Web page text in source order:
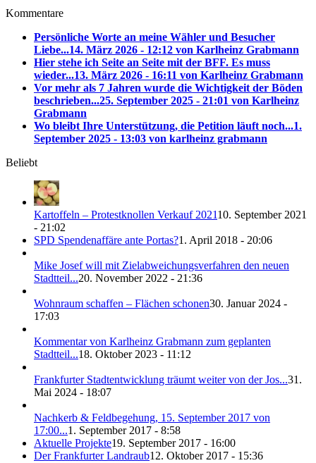
Kommentare
Persönliche Worte an meine Wähler und Besucher
Liebe...14. März 2026 - 12:12 von Karlheinz Grabmann
Hier stehe ich Seite an Seite mit der BFF. Es muss
wieder...13. März 2026 - 16:11 von Karlheinz Grabmann
Vor mehr als 7 Jahren wurde die Wichtigkeit der Böden
beschrieben...25. September 2025 - 21:01 von Karlheinz
Grabmann
Wo bleibt Ihre Unterstützung, die Petition läuft noch...1.
September 2025 - 13:03 von karlheinz grabmann
Beliebt
Kartoffeln – Protestknollen Verkauf 202110. September 2021
- 21:02
SPD Spendenaffäre ante Portas?1. April 2018 - 20:06
Mike Josef will mit Zielabweichungsverfahren den neuen
Stadtteil...20. November 2022 - 21:36
Wohnraum schaffen – Flächen schonen30. Januar 2024 -
17:03
Kommentar von Karlheinz Grabmann zum geplanten
Stadtteil...18. Oktober 2023 - 11:12
Frankfurter Stadtentwicklung träumt weiter von der Jos...31.
Mai 2024 - 18:07
Nachkerb & Feldbegehung, 15. September 2017 von
17:00...1. September 2017 - 8:58
Aktuelle Projekte19. September 2017 - 16:00
Der Frankfurter Landraub12. Oktober 2017 - 15:36